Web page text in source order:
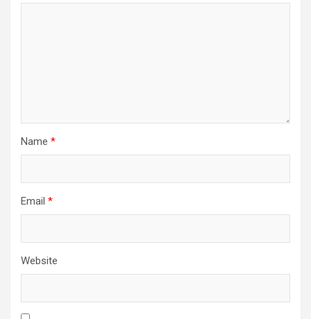
Name *
Email *
Website